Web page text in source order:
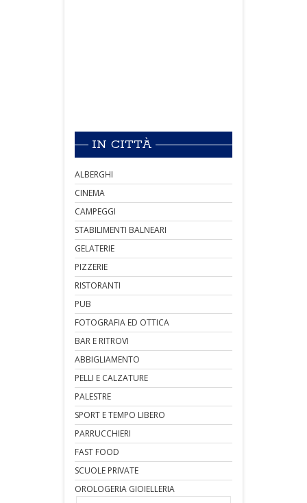
IN CITTÀ
ALBERGHI
CINEMA
CAMPEGGI
STABILIMENTI BALNEARI
GELATERIE
PIZZERIE
RISTORANTI
PUB
FOTOGRAFIA ED OTTICA
BAR E RITROVI
ABBIGLIAMENTO
PELLI E CALZATURE
PALESTRE
SPORT E TEMPO LIBERO
PARRUCCHIERI
FAST FOOD
SCUOLE PRIVATE
OROLOGERIA GIOIELLERIA